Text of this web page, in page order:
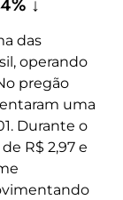
↓
das
operando
pregão
uma
Durante o
R$ 2,97 e